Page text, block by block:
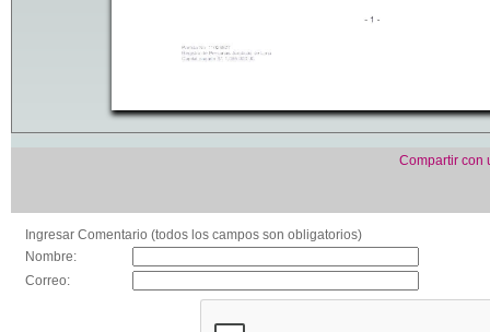
Compartir con
Ingresar Comentario (todos los campos son obligatorios)
Nombre:
Correo: